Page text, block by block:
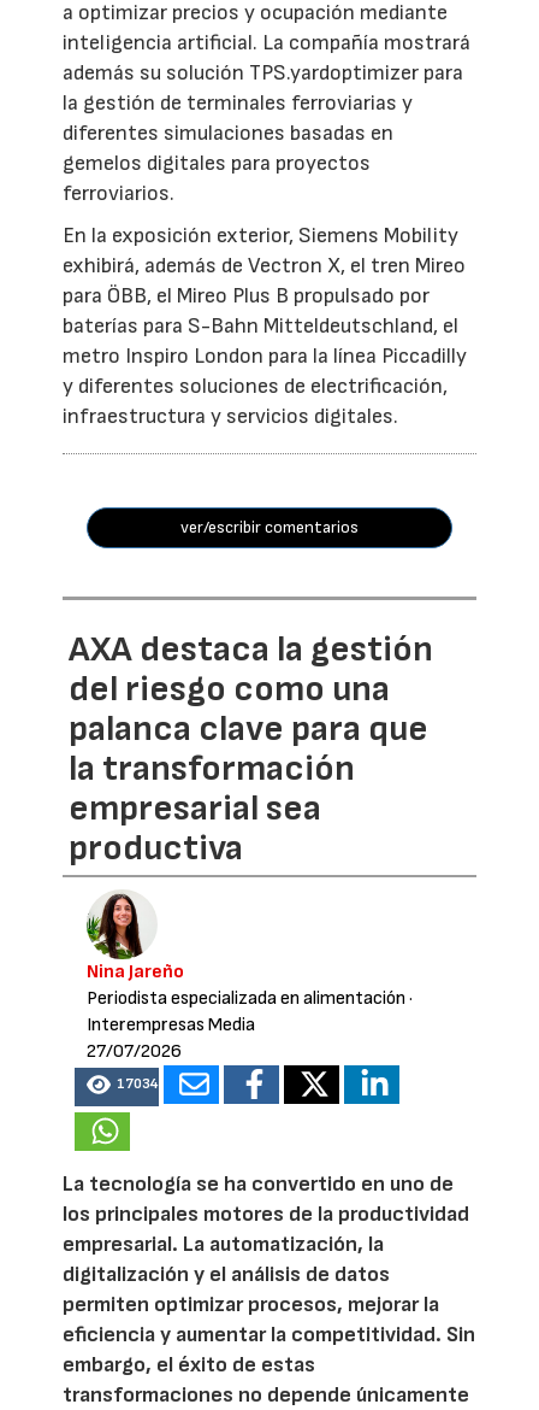
a optimizar precios y ocupación mediante
inteligencia artificial. La compañía mostrará
además su solución TPS.yardoptimizer para
la gestión de terminales ferroviarias y
diferentes simulaciones basadas en
gemelos digitales para proyectos
ferroviarios.
En la exposición exterior, Siemens Mobility
exhibirá, además de Vectron X, el tren Mireo
para ÖBB, el Mireo Plus B propulsado por
baterías para S-Bahn Mitteldeutschland, el
metro Inspiro London para la línea Piccadilly
y diferentes soluciones de electrificación,
infraestructura y servicios digitales.
ver/escribir comentarios
AXA destaca la gestión
del riesgo como una
palanca clave para que
la transformación
empresarial sea
productiva
Nina Jareño
Periodista especializada en alimentación ·
Interempresas Media
27/07/2026
17034
La tecnología se ha convertido en uno de
los principales motores de la productividad
empresarial. La automatización, la
digitalización y el análisis de datos
permiten optimizar procesos, mejorar la
eficiencia y aumentar la competitividad. Sin
embargo, el éxito de estas
transformaciones no depende únicamente